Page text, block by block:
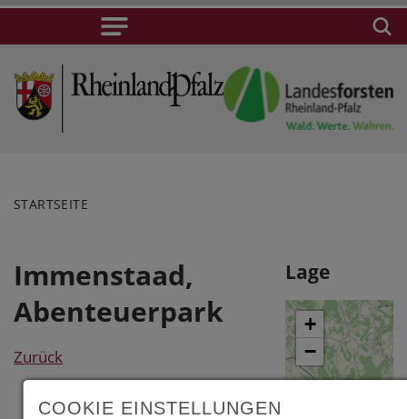
STARTSEITE
Immenstaad,
Abenteuerpark
Zurück
Lage
+
−
COOKIE EINSTELLUNGEN